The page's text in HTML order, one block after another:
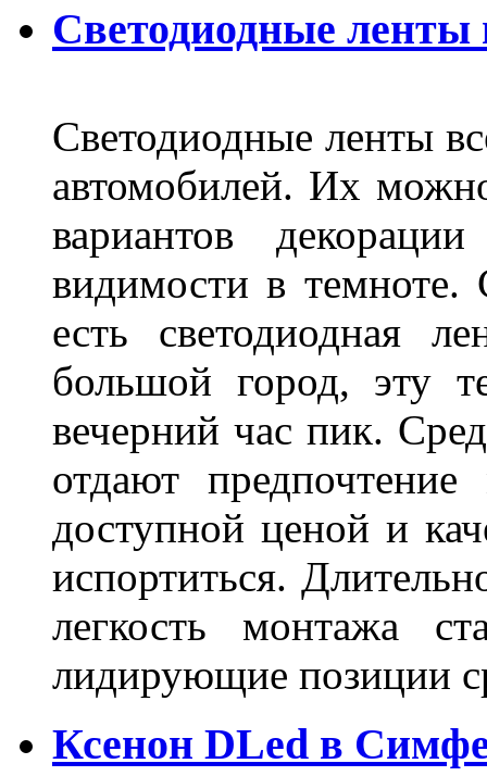
Светодиодные
Светодиодные ленты
автомобилей. Их
вариантов
видимости в темноте.
есть светодиодная
большой город, эту
вечерний час пик.
отдают
доступной ценой и
испортиться.
легкость монтажа
лидирующие
Ксенон DLed в